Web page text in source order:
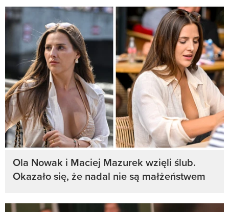
Ola Nowak i Maciej Mazurek wzięli ślub.
Okazało się, że nadal nie są małżeństwem